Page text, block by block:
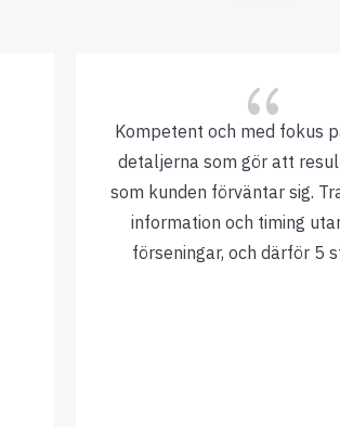
{
Kompetent och med fokus
detaljerna som gör att
som kunden förväntar sig.
information och timing
förseningar, och därför 5